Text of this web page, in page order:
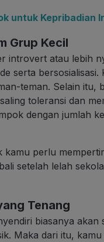
untuk Kepribadian
Grup Kecil
introvert atau lebih
serta bersosialisasi.
teman. Selain itu,
toleransi dan
dengan jumlah
kamu perlu
setelah lelah
Tenang
biasanya akan
Maka dari itu,